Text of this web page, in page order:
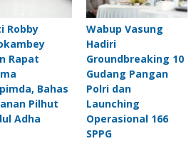
Robby
Rapat
Bahas
Pilhut
Adha
Wabup Vasung
Hadiri
Groundbreaking 10
Gudang Pangan
Polri dan
Launching
Operasional 166
SPPG